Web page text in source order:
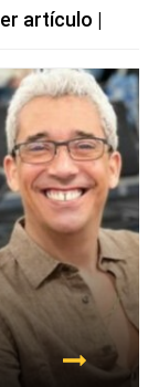
artículo